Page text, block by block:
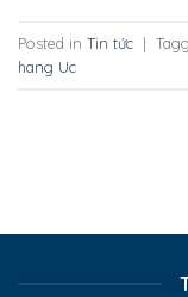
Posted in Tin tức |
hang Uc